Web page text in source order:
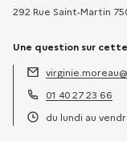
292 Rue Saint-Martin
Une question sur
Adresse électronique
Téléphone :
01 40 27 23 66
du lundi au